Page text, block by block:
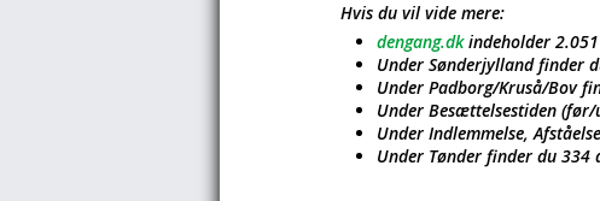
Hvis du vil vide mere:
dengang.dkindeholder
Under Sønderjylland finder
Under Padborg/Kruså/Bov
Under Besættelsestiden
Under Indlemmelse,
Under Tønder finder du 334